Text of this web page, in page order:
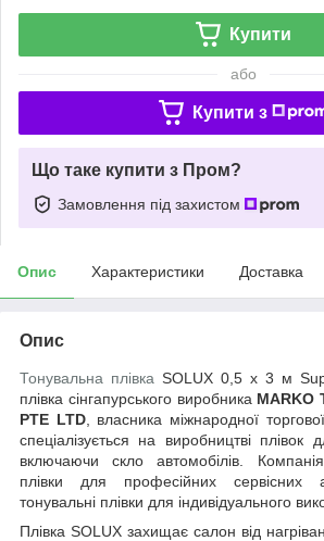
Купити
або
Купити з
Що таке купити з Пром?
Замовлення під захистом
Опис Характеристики Доставка
Опис
Тонувальна плівка SOLUX 0,5 х 3 м
плівка сінгапурського виробника MARKO
PTE LTD, власника міжнародної
спеціалізується на виробництві плівок
включаючи скло автомобілів .
плівки для професійних сервісних
тонувальні плівки для індивідуального
Плівка SOLUX захищає салон від